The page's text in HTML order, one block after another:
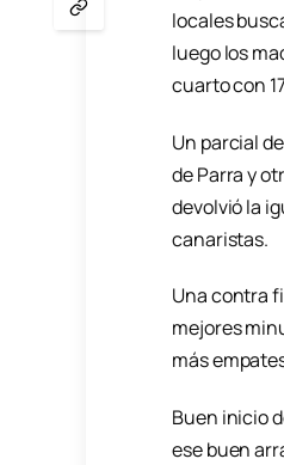
locales
luego los
cuarto con
Un parcial
de Parra y
devolvió la
canaristas.
Una contra
mejores
más
Buen inicio
ese buen